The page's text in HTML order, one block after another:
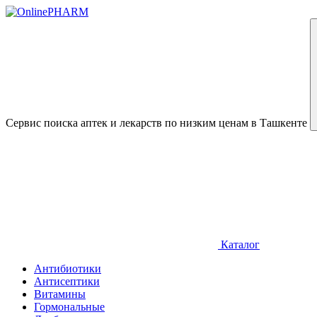
Сервис поиска аптек и лекарств по низким ценам в Ташкенте
Каталог
Антибиотики
Антисептики
Витамины
Гормональные